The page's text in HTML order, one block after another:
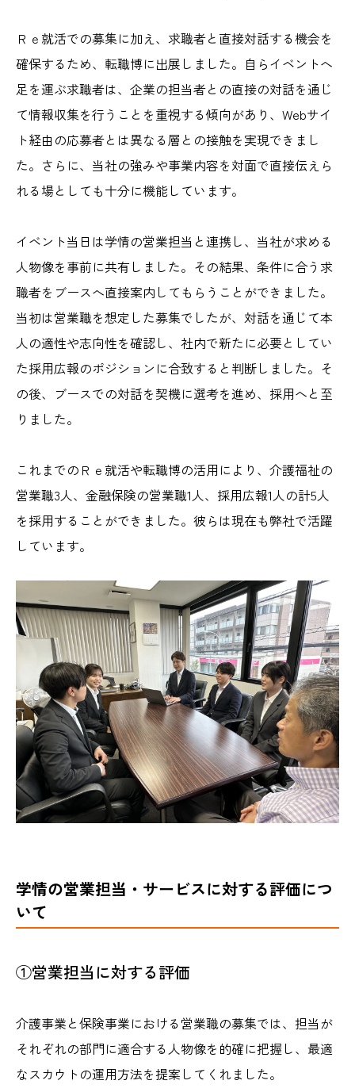
Ｒｅ就活での募集に加え、求職者と直接対話する機会を
確保するため、転職博に出展しました。自らイベントへ
足を運ぶ求職者は、企業の担当者との直接の対話を通じ
て情報収集を行うことを重視する傾向があり、Webサイ
ト経由の応募者とは異なる層との接触を実現できまし
た。さらに、当社の強みや事業内容を対面で直接伝えら
れる場としても十分に機能しています。
イベント当日は学情の営業担当と連携し、当社が求める
人物像を事前に共有しました。その結果、条件に合う求
職者をブースへ直接案内してもらうことができました。
当初は営業職を想定した募集でしたが、対話を通じて本
人の適性や志向性を確認し、社内で新たに必要としてい
た採用広報のポジションに合致すると判断しました。そ
の後、ブースでの対話を契機に選考を進め、採用へと至
りました。
これまでのＲｅ就活や転職博の活用により、介護福祉の
営業職3人、金融保険の営業職1人、採用広報1人の計5人
を採用することができました。彼らは現在も弊社で活躍
しています。
学情の営業担当・サービスに対する評価につ
いて
①営業担当に対する評価
介護事業と保険事業における営業職の募集では、担当が
それぞれの部門に適合する人物像を的確に把握し、最適
なスカウトの運用方法を提案してくれました。